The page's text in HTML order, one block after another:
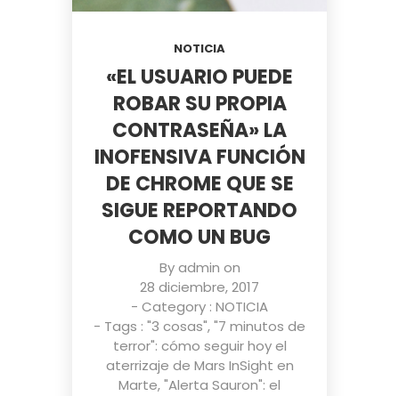
NOTICIA
«EL USUARIO PUEDE
ROBAR SU PROPIA
CONTRASEÑA» LA
INOFENSIVA FUNCIÓN
DE CHROME QUE SE
SIGUE REPORTANDO
COMO UN BUG
Byadmin on
28 diciembre, 2017
- Category : NOTICIA
- Tags : "3 cosas","7 minutos de
terror": cómo seguir hoy el
aterrizaje de Mars InSight en
Marte,"Alerta Sauron": el